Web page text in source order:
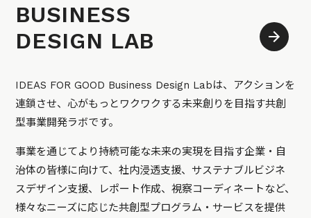
BUSINESS
DESIGN LAB
IDEAS FOR GOOD Business Design Labは、アクションを
連鎖させ、心がもっとワクワクする未来創りを目指す共創
型事業開発ラボです。
事業を通じてより持続可能な未来の実現を目指す企業・自
治体の皆様に向けて、社内浸透支援、サステナブルビジネ
スデザイン支援、レポート作成、視察コーディネートなど、
様々なニーズに応じた共創型プログラム・サービスを提供